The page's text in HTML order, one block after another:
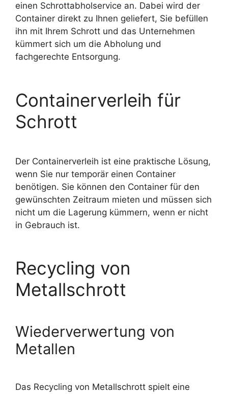
einen Schrottabholservice an. Dabei wird der
Container direkt zu Ihnen geliefert, Sie befüllen
ihn mit Ihrem Schrott und das Unternehmen
kümmert sich um die Abholung und
fachgerechte Entsorgung.
Containerverleih für
Schrott
Der Containerverleih ist eine praktische Lösung,
wenn Sie nur temporär einen Container
benötigen. Sie können den Container für den
gewünschten Zeitraum mieten und müssen sich
nicht um die Lagerung kümmern, wenn er nicht
in Gebrauch ist.
Recycling von
Metallschrott
Wiederverwertung von
Metallen
Das Recycling von Metallschrott spielt eine